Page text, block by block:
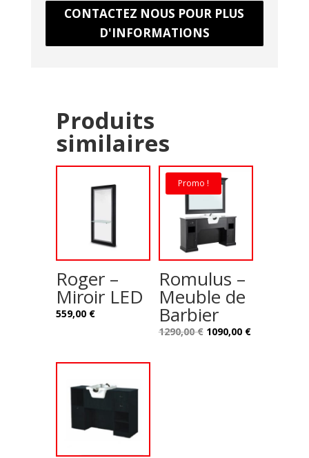
CONTACTEZ NOUS POUR PLUS
D'INFORMATIONS
Produits
similaires
Roger –
Miroir LED
559,00 €
Promo !
Romulus –
Meuble de
Barbier
1290,00€ Le
1090,00 €Le